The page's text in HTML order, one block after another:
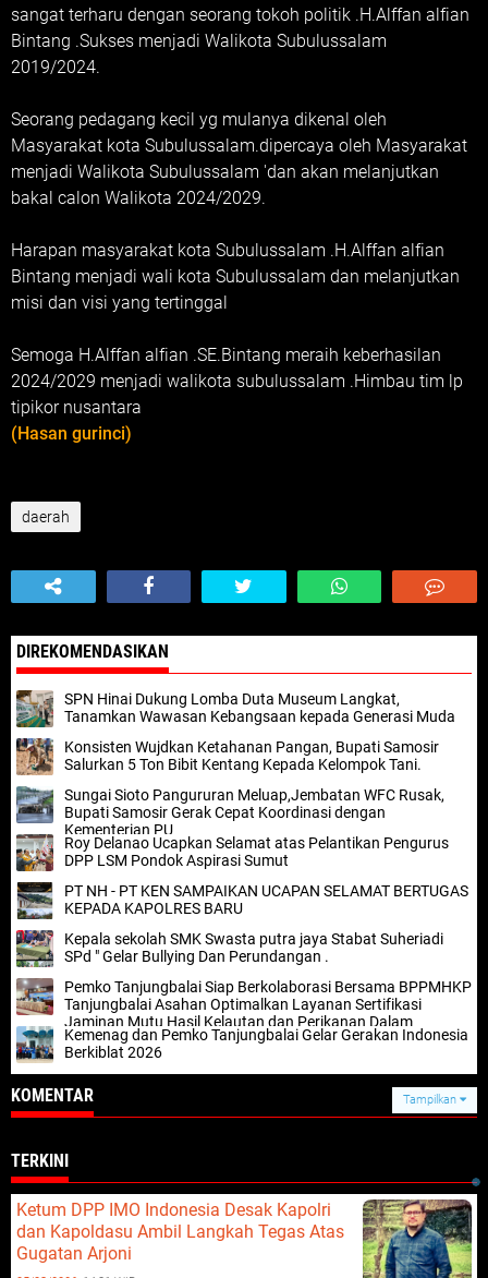
sangat terharu dengan seorang tokoh politik .H.Alffan alfian
Bintang .Sukses menjadi Walikota Subulussalam
2019/2024.
Seorang pedagang kecil yg mulanya dikenal oleh
Masyarakat kota Subulussalam.dipercaya oleh Masyarakat
menjadi Walikota Subulussalam 'dan akan melanjutkan
bakal calon Walikota 2024/2029.
Harapan masyarakat kota Subulussalam .H.Alffan alfian
Bintang menjadi wali kota Subulussalam dan melanjutkan
misi dan visi yang tertinggal
Semoga H.Alffan alfian .SE.Bintang meraih keberhasilan
2024/2029 menjadi walikota subulussalam .Himbau tim lp
tipikor nusantara
(Hasan gurinci)
daerah
DIREKOMENDASIKAN
SPN Hinai Dukung Lomba Duta Museum Langkat,
Tanamkan Wawasan Kebangsaan kepada Generasi Muda
Konsisten Wujdkan Ketahanan Pangan, Bupati Samosir
Salurkan 5 Ton Bibit Kentang Kepada Kelompok Tani.
Sungai Sioto Pangururan Meluap,Jembatan WFC Rusak,
Bupati Samosir Gerak Cepat Koordinasi dengan
Kementerian PU
Roy Delanao Ucapkan Selamat atas Pelantikan Pengurus
DPP LSM Pondok Aspirasi Sumut
PT NH - PT KEN SAMPAIKAN UCAPAN SELAMAT BERTUGAS
KEPADA KAPOLRES BARU
Kepala sekolah SMK Swasta putra jaya Stabat Suheriadi
SPd " Gelar Bullying Dan Perundangan .
Pemko Tanjungbalai Siap Berkolaborasi Bersama BPPMHKP
Tanjungbalai Asahan Optimalkan Layanan Sertifikasi
Jaminan Mutu Hasil Kelautan dan Perikanan Dalam
Mendukung Program Prioritas Nasional KKP
Kemenag dan Pemko Tanjungbalai Gelar Gerakan Indonesia
Berkiblat 2026
KOMENTAR Tampilkan
TERKINI
Ketum DPP IMO Indonesia Desak Kapolri
dan Kapoldasu Ambil Langkah Tegas Atas
Gugatan Arjoni